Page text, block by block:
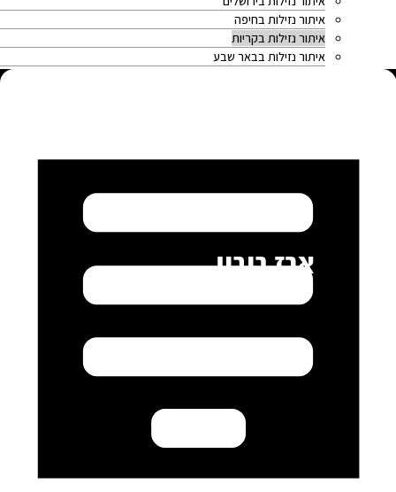
איתור נזילות בחיפה
איתור נזילות בקריות
איתור נזילות בבאר שבע
המלצות מלקוחות
מחיר איתור נזילות מים